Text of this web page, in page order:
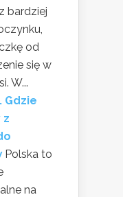
bardziej
od
się w
W...
Gdzie
z
Polska to
na